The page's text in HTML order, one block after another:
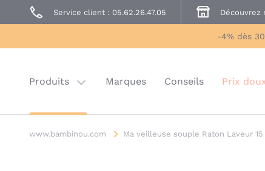
Service client : 05.62.26.47.05 Découvrez
-4% dès
Produits
Prêt à Porter
Last chance
Marques Conseils Prix
www.bambinou.com Ma veilleuse souple Raton Laveur 15